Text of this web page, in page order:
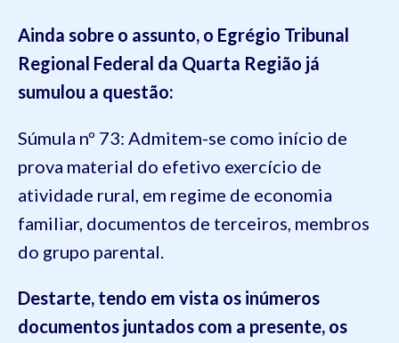
Ainda sobre o assunto, o Egrégio Tribunal
Regional Federal da Quarta Região já
sumulou a questão:
Súmula nº 73: Admitem-se como início de
prova material do efetivo exercício de
atividade rural, em regime de economia
familiar, documentos de terceiros, membros
do grupo parental.
Destarte, tendo em vista os inúmeros
documentos juntados com a presente, os